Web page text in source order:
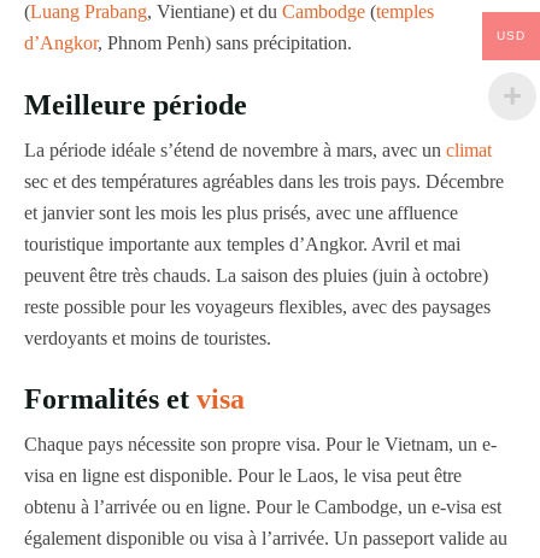
(Luang Prabang, Vientiane) et du Cambodge (temples
d’Angkor, Phnom Penh) sans précipitation.
Meilleure période
La période idéale s’étend de novembre à mars, avec un climat
sec et des températures agréables dans les trois pays. Décembre
et janvier sont les mois les plus prisés, avec une affluence
touristique importante aux temples d’Angkor. Avril et mai
peuvent être très chauds. La saison des pluies (juin à octobre)
reste possible pour les voyageurs flexibles, avec des paysages
verdoyants et moins de touristes.
Formalités et visa
Chaque pays nécessite son propre visa. Pour le Vietnam, un e-
visa en ligne est disponible. Pour le Laos, le visa peut être
obtenu à l’arrivée ou en ligne. Pour le Cambodge, un e-visa est
également disponible ou visa à l’arrivée. Un passeport valide au
USD